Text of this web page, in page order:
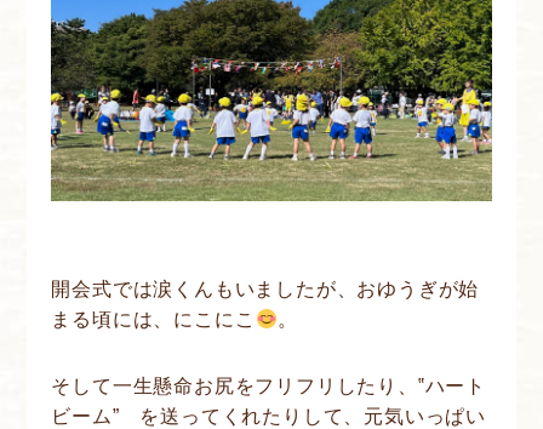
開会式では涙くんもいましたが、おゆうぎが始
まる頃には、にこにこ
。
そして一生懸命お尻をフリフリしたり、‟ハート
ビーム” を送ってくれたりして、元気いっぱい